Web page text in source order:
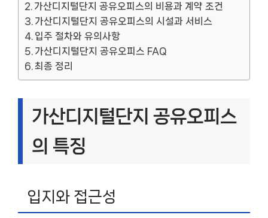
가산디지털단지 공유오피스의 비용과 계약 조건
가산디지털단지 공유오피스의 시설과 서비스
입주 절차와 유의사항
가산디지털단지 공유오피스 FAQ
최종 정리
가산디지털단지 공유오피스
의 특징
입지와 접근성